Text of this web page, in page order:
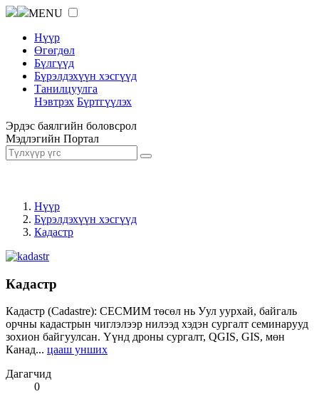
MENU
Нүүр
Өгөгдөл
Бүлгүүд
Бүрэлдэхүүн хэсгүүд
Танилцуулга
Нэвтрэх Бүртгүүлэх
Эрдэс баялгийн боловсрол
Мэдлэгийн Портал
Нүүр
Бүрэлдэхүүн хэсгүүд
Кадастр
Кадастр
Кадастр (Cadastre): СЕСМИМ төсөл нь Уул уурхай, байгаль
орчны кадастрын чиглэлээр нилээд хэдэн сургалт семинарууд
зохион байгуулсан. Үүнд дроны сургалт, QGIS, GIS, мөн
Канад... цааш унших
Дагагчид
0